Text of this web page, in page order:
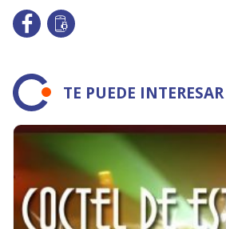
TE PUEDE INTERESAR